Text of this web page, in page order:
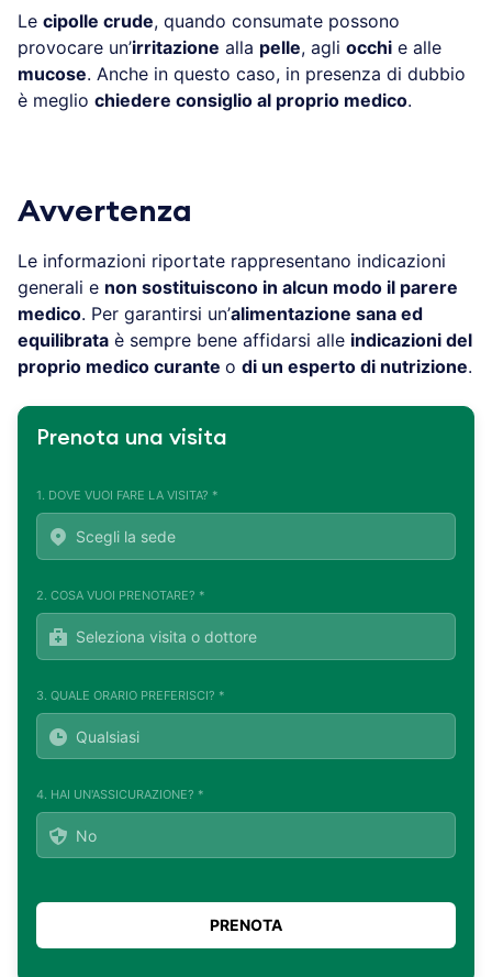
Le cipolle crude, quando consumate possono
provocare un’irritazione alla pelle, agli occhi e alle
mucose. Anche in questo caso, in presenza di dubbio
è meglio chiedere consiglio al proprio medico.
Avvertenza
Le informazioni riportate rappresentano indicazioni
generali e non sostituiscono in alcun modo il parere
medico. Per garantirsi un’alimentazione sana ed
equilibrata è sempre bene affidarsi alle indicazioni del
proprio medico curante o di un esperto di nutrizione.
Prenota una visita
1. DOVE VUOI FARE LA VISITA? *
2. COSA VUOI PRENOTARE? *
3. QUALE ORARIO PREFERISCI? *
4. HAI UN'ASSICURAZIONE? *